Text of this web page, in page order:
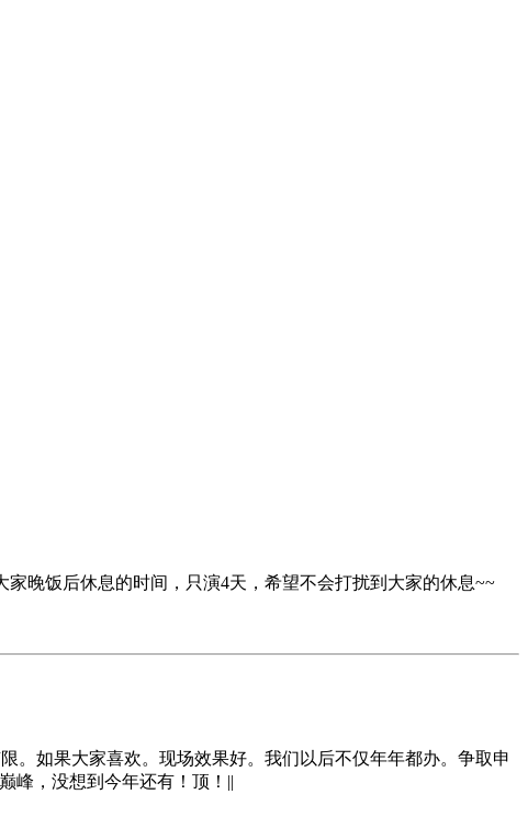
晚饭后休息的时间，只演4天，希望不会打扰到大家的休息~~
。如果大家喜欢。现场效果好。我们以后不仅年年都办。争取申
峰，没想到今年还有！顶！||